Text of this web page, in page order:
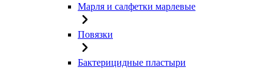
Марля и салфетки марлевые
Повязки
Бактерицидные пластыри